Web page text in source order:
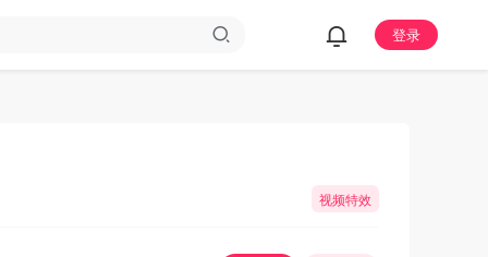
登录
视频特效